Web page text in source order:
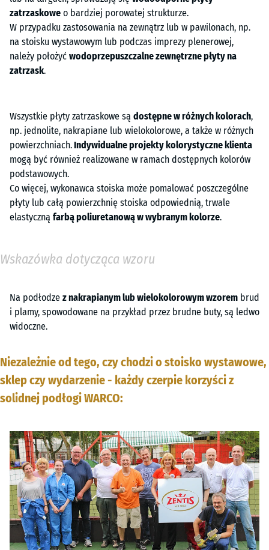
zatrzaskowe o bardziej porowatej strukturze.
W przypadku zastosowania na zewnątrz lub w pawilonach, np.
na stoisku wystawowym lub podczas imprezy plenerowej,
należy położyć wodoprzepuszczalne zewnętrzne płyty na
zatrzask.
Wszystkie płyty zatrzaskowe są dostępne w różnych kolorach,
np. jednolite, nakrapiane lub wielokolorowe, a także w różnych
powierzchniach.Indywidualne projekty kolorystyczne klienta
mogą być również realizowane w ramach dostępnych kolorów
podstawowych.
Co więcej, wykonawca stoiska może pomalować poszczególne
płyty lub całą powierzchnię stoiska odpowiednią, trwale
elastyczną farbą poliuretanową w wybranym kolorze.
Wskazówka dotycząca wzoru
Na podłodze z nakrapianym lub wielokolorowym wzorem brud
i plamy, spowodowane na przykład przez brudne buty, są ledwo
widoczne.
Niezależnie od tego, czy chodzi o stoisko wystawowe,
sklep czy wydarzenie - każdy czerpie korzyści z
solidnej podłogi WARCO: